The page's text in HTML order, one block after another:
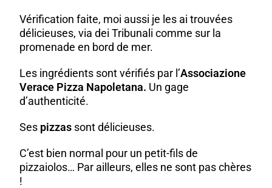
Vérification faite, moi aussi je les ai trouvées
délicieuses, via dei Tribunali comme sur la
promenade en bord de mer.
Les ingrédients sont vérifiés par l’Associazione
Verace Pizza Napoletana. Un gage
d’authenticité.
Ses pizzas sont délicieuses.
C’est bien normal pour un petit-fils de
pizzaiolos… Par ailleurs, elles ne sont pas chères
!